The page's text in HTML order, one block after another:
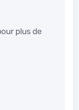
plus de